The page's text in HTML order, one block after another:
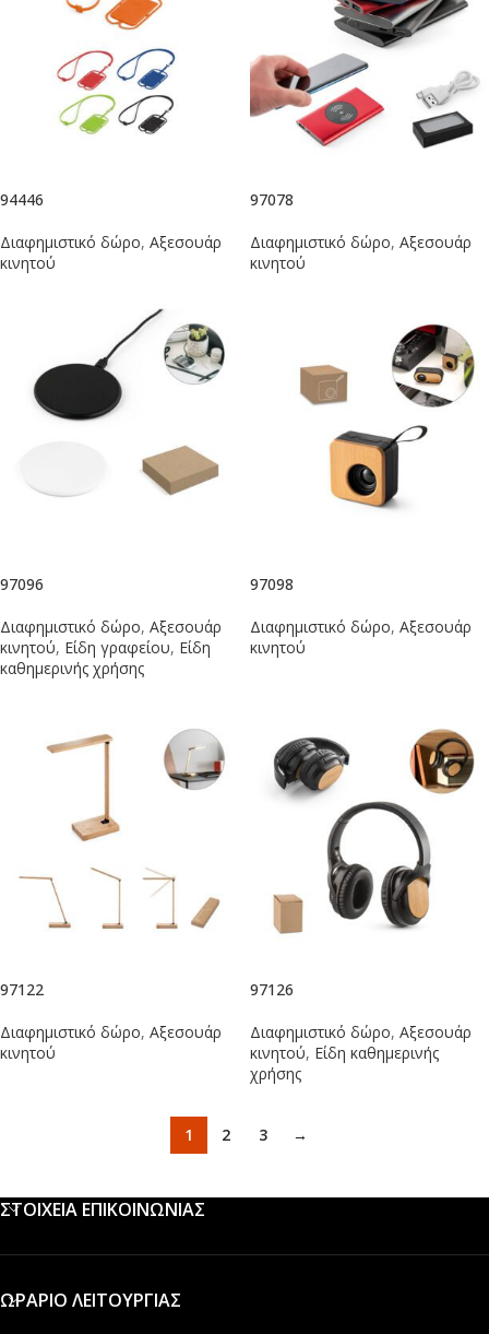
94446
Διαφημιστικό δώρο, Αξεσουάρ
κινητού
97078
Διαφημιστικό δώρο, Αξεσουάρ
κινητού
97096
Διαφημιστικό δώρο, Αξεσουάρ
κινητού, Είδη γραφείου, Είδη
καθημερινής χρήσης
97098
Διαφημιστικό δώρο, Αξεσουάρ
κινητού
97122
Διαφημιστικό δώρο, Αξεσουάρ
κινητού
97126
Διαφημιστικό δώρο, Αξεσουάρ
κινητού, Είδη καθημερινής
χρήσης
1 2 3 →
ΣΤΟΙΧΕΙΑ ΕΠΙΚΟΙΝΩΝΙΑΣ
ΩΡΑΡΙΟ ΛΕΙΤΟΥΡΓΙΑΣ